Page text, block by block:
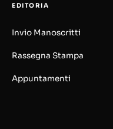
EDITORIA
Invio Manoscritti
Rassegna Stampa
Appuntamenti